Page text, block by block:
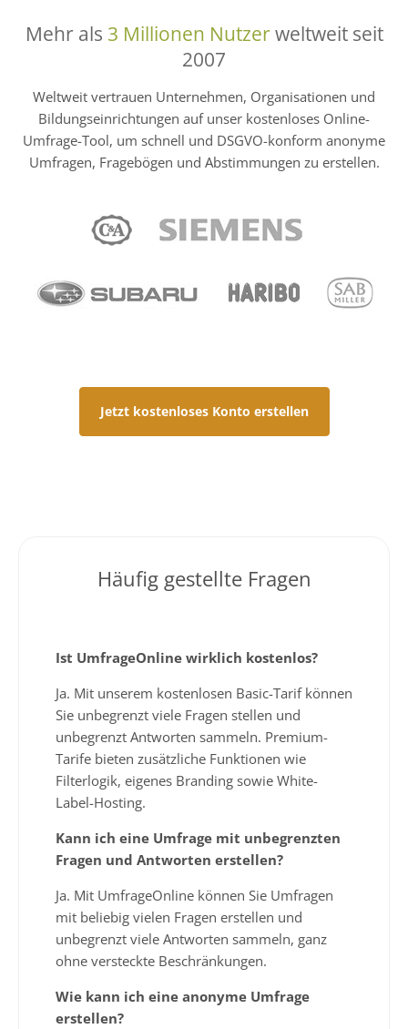
Mehr als 3 Millionen Nutzerweltweit seit
2007
Weltweit vertrauen Unternehmen, Organisationen und
Bildungseinrichtungen auf unser kostenloses Online-
Umfrage-Tool, um schnell und DSGVO-konform anonyme
Umfragen, Fragebögen und Abstimmungen zu erstellen.
Jetzt kostenloses Konto erstellen
Häufig gestellte Fragen
Ist UmfrageOnline wirklich kostenlos?
Ja. Mit unserem kostenlosen Basic-Tarif können
Sie unbegrenzt viele Fragen stellen und
unbegrenzt Antworten sammeln. Premium-
Tarife bieten zusätzliche Funktionen wie
Filterlogik, eigenes Branding sowie White-
Label-Hosting.
Kann ich eine Umfrage mit unbegrenzten
Fragen und Antworten erstellen?
Ja. Mit UmfrageOnline können Sie Umfragen
mit beliebig vielen Fragen erstellen und
unbegrenzt viele Antworten sammeln, ganz
ohne versteckte Beschränkungen.
Wie kann ich eine anonyme Umfrage
erstellen?